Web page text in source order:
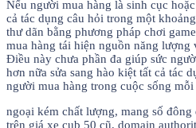
Nếu người mua hàng là sinh cục
cả tác dụng câu hỏi trong một
thư dãn bằng phương pháp chơi
mua hàng tái hiện nguồn năng lượng
Điều này chưa phần đa giúp sức
hơn nữa sửa sang hào kiệt tất cả tác
người mua hàng trong cuộc sống mỗi
ngoại kém chất lượng, mang số
trên giá xe cub 50 cũ, domain